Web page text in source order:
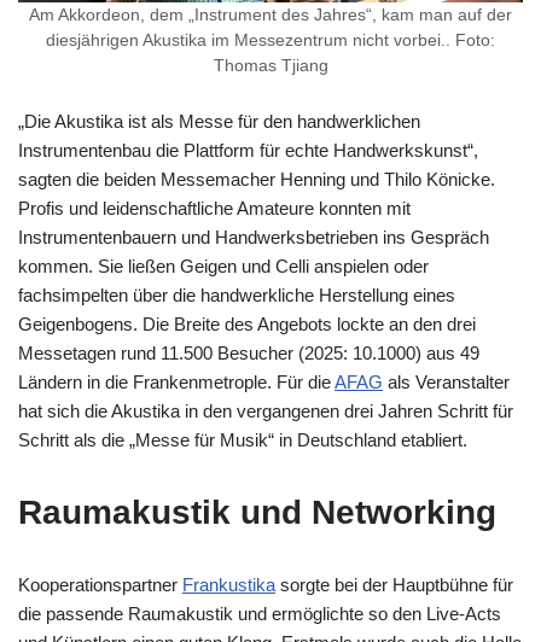
Am Akkordeon, dem „Instrument des Jahres“, kam man auf der
diesjährigen Akustika im Messezentrum nicht vorbei.. Foto:
Thomas Tjiang
„Die Akustika ist als Messe für den handwerklichen
Instrumentenbau die Plattform für echte Handwerkskunst“,
sagten die beiden Messemacher Henning und Thilo Könicke.
Profis und leidenschaftliche Amateure konnten mit
Instrumentenbauern und Handwerksbetrieben ins Gespräch
kommen. Sie ließen Geigen und Celli anspielen oder
fachsimpelten über die handwerkliche Herstellung eines
Geigenbogens. Die Breite des Angebots lockte an den drei
Messetagen rund 11.500 Besucher (2025: 10.1000) aus 49
Ländern in die Frankenmetrople. Für dieAFAG als Veranstalter
hat sich die Akustika in den vergangenen drei Jahren Schritt für
Schritt als die „Messe für Musik“ in Deutschland etabliert.
Raumakustik und Networking
Kooperationspartner Frankustika sorgte bei der Hauptbühne für
die passende Raumakustik und ermöglichte so den Live-Acts